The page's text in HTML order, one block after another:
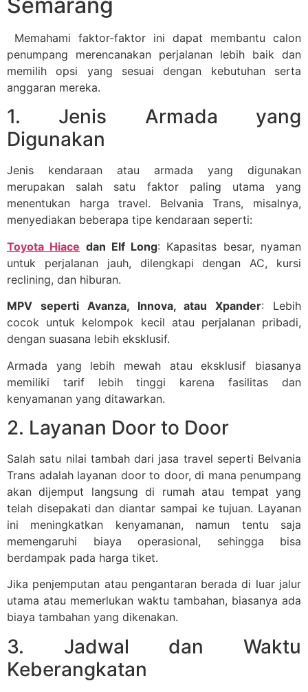
Memahami faktor-faktor ini dapat membantu calon
penumpang merencanakan perjalanan lebih baik dan
memilih opsi yang sesuai dengan kebutuhan serta
anggaran mereka.
1. Jenis Armada yang
Digunakan
Jenis kendaraan atau armada yang digunakan
merupakan salah satu faktor paling utama yang
menentukan harga travel. Belvania Trans, misalnya,
menyediakan beberapa tipe kendaraan seperti:
Toyota Hiace dan Elf Long: Kapasitas besar, nyaman
untuk perjalanan jauh, dilengkapi dengan AC, kursi
reclining, dan hiburan.
MPV seperti Avanza, Innova, atau Xpander: Lebih
cocok untuk kelompok kecil atau perjalanan pribadi,
dengan suasana lebih eksklusif.
Armada yang lebih mewah atau eksklusif biasanya
memiliki tarif lebih tinggi karena fasilitas dan
kenyamanan yang ditawarkan.
2. Layanan Door to Door
Salah satu nilai tambah dari jasa travel seperti Belvania
Trans adalah layanan door to door, di mana penumpang
akan dijemput langsung di rumah atau tempat yang
telah disepakati dan diantar sampai ke tujuan. Layanan
ini meningkatkan kenyamanan, namun tentu saja
memengaruhi biaya operasional, sehingga bisa
berdampak pada harga tiket.
Jika penjemputan atau pengantaran berada di luar jalur
utama atau memerlukan waktu tambahan, biasanya ada
biaya tambahan yang dikenakan.
3. Jadwal dan Waktu
Keberangkatan